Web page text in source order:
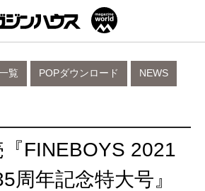
NEWS
POPダウンロード
覧
FINEBOYS 2021
年記念特大号』